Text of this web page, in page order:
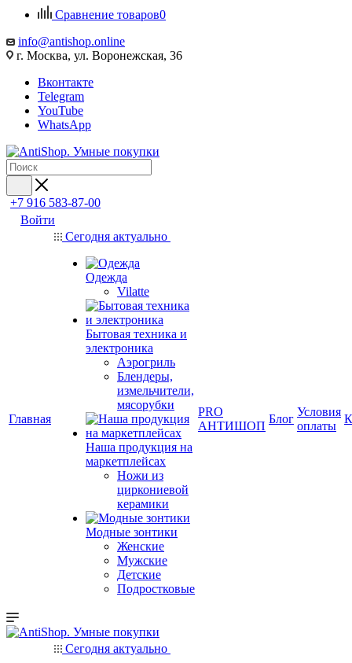
Сравнение товаров0
info@antishop.online
г. Москва, ул. Воронежская, 36
Вконтакте
Telegram
YouTube
WhatsApp
+7 916 583-87-00
Войти
Главная
Сегодня актуально
Одежда
Vilatte
Бытовая техника и
электроника
Аэрогриль
Блендеры,
измельчители,
мясорубки
Наша продукция на
маркетплейсах
Ножи из
циркониевой
керамики
Модные зонтики
Женские
Мужские
Детские
Подростковые
PRO
АНТИШОП
Блог
Условия
оплаты
Сегодня актуально